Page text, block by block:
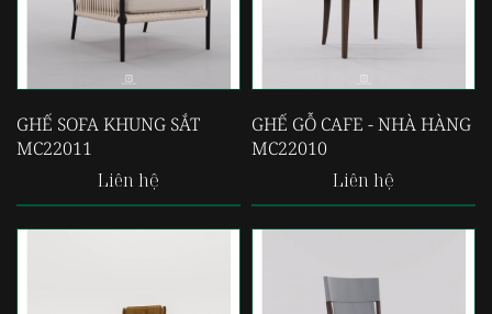
GHẾ SOFA KHUNG SẮT
MC22011
Liên hệ
GHẾ GỖ CAFE - NHÀ HÀNG
MC22010
Liên hệ